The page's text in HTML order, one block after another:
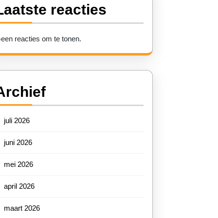
reacties
reacties om te tonen.
juli 2026
juni 2026
mei 2026
april 2026
maart 2026